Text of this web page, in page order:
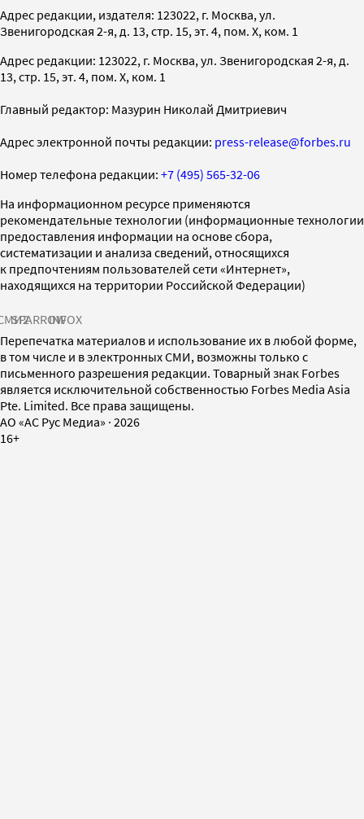
Адрес редакции, издателя: 123022, г. Москва, ул.
Звенигородская 2-я, д. 13, стр. 15, эт. 4, пом. X, ком. 1
Адрес редакции: 123022, г. Москва, ул. Звенигородская 2-я, д.
13, стр. 15, эт. 4, пом. X, ком. 1
Главный редактор: Мазурин Николай Дмитриевич
Адрес электронной почты редакции: press-release@forbes.ru
Номер телефона редакции: +7 (495) 565-32-06
На информационном ресурсе применяются
рекомендательные технологии (информационные технологии
предоставления информации на основе сбора,
систематизации и анализа сведений, относящихся
к предпочтениям пользователей сети «Интернет»,
находящихся на территории Российской Федерации)
SPARROWINFOX
Перепечатка материалов и использование их в любой форме,
в том числе и в электронных СМИ, возможны только с
письменного разрешения редакции. Товарный знак Forbes
является исключительной собственностью Forbes Media Asia
Pte. Limited. Все права защищены.
AO «АС Рус Медиа» · 2026
16+